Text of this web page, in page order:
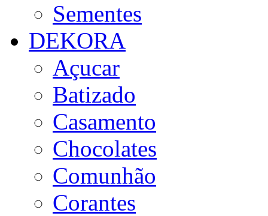
Sementes
DEKORA
Açucar
Batizado
Casamento
Chocolates
Comunhão
Corantes